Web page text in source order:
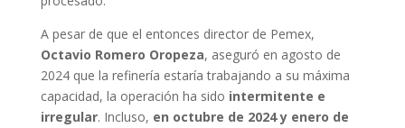
A pesar de que el entonces director de Pemex,
Octavio Romero Oropeza, aseguró en agosto de
2024 que la refinería estaría trabajando a su máxima
capacidad, la operación ha sido intermitente e
irregular. Incluso, en octubre de 2024 y enero de